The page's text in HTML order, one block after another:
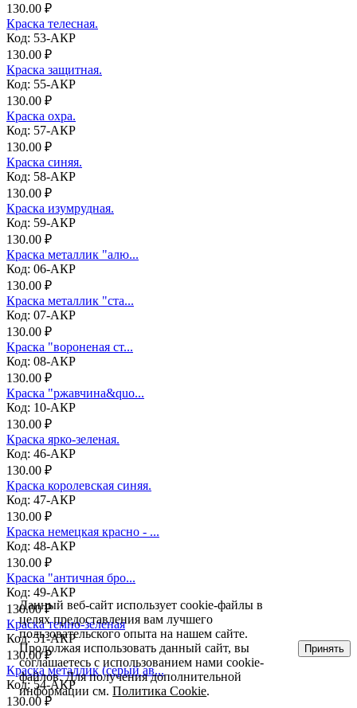
130.00 ₽
Краска телесная.
Код: 53-АКР
130.00 ₽
Краска защитная.
Код: 55-АКР
130.00 ₽
Краска охра.
Код: 57-АКР
130.00 ₽
Краска синяя.
Код: 58-АКР
130.00 ₽
Краска изумрудная.
Код: 59-АКР
130.00 ₽
Краска металлик "алю...
Код: 06-АКР
130.00 ₽
Краска металлик "ста...
Код: 07-АКР
130.00 ₽
Краска "вороненая ст...
Код: 08-АКР
130.00 ₽
Краска "ржавчина&quo...
Код: 10-АКР
130.00 ₽
Краска ярко-зеленая.
Код: 46-АКР
130.00 ₽
Краска королевская синяя.
Код: 47-АКР
130.00 ₽
Краска немецкая красно - ...
Код: 48-АКР
130.00 ₽
Краска "античная бро...
Код: 49-АКР
130.00 ₽
Краска темно-зеленая
Код: 51-АКР
130.00 ₽
Краска металлик (серый ав...
Код: 54-АКР
130.00 ₽
Данный веб-сайт использует cookie-файлы в
целях предоставления вам лучшего
пользовательского опыта на нашем сайте.
Продолжая использовать данный сайт, вы
соглашаетесь с использованием нами cookie-
файлов. Для получения дополнительной
информации см.Политика Cookie.
Принять